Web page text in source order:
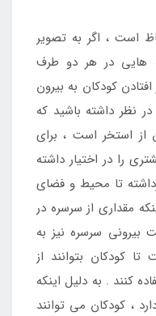
است ، اگر به تصویر
هایی در هر دو طرف
کودکان به بیرون
نظر داشته باشید که
از استخر است ، برای
را در اختیار داشته
تا محیط و فضای
مقداری از سرسره در
سرسره نیز به
کودکان بتوانند از
کنند . به دلیل اینکه
، کودکان می توانند